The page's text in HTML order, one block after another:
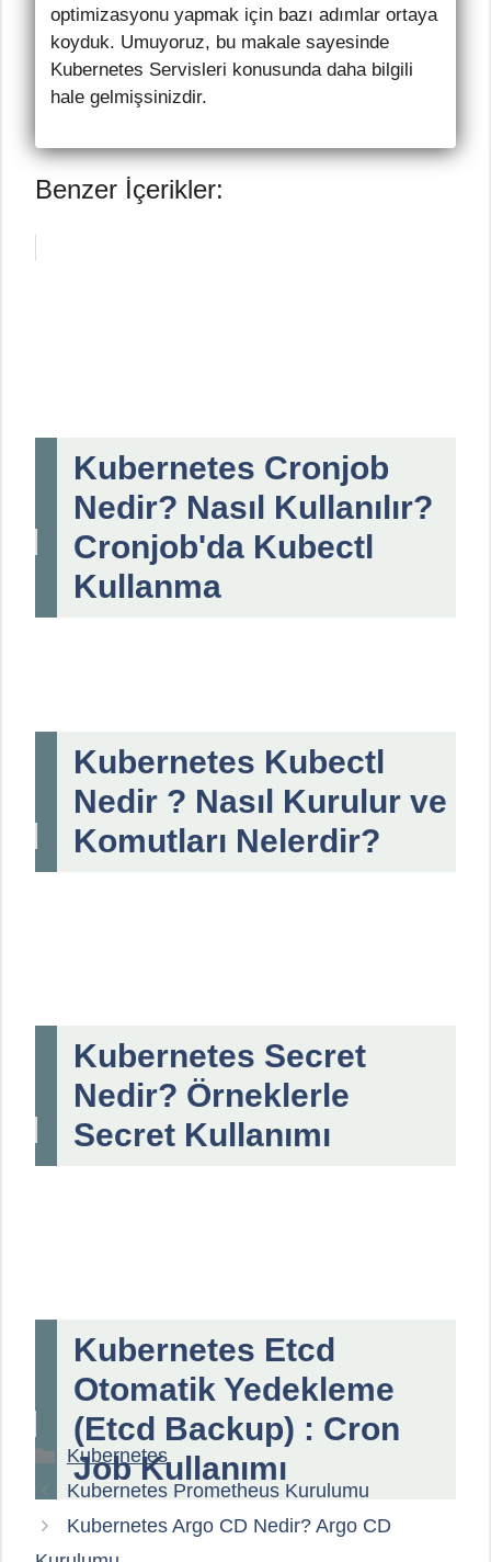
optimizasyonu yapmak için bazı adımlar ortaya
koyduk. Umuyoruz, bu makale sayesinde
Kubernetes Servisleri konusunda daha bilgili
hale gelmişsinizdir.
Benzer İçerikler:
Kubernetes Cronjob
Nedir? Nasıl Kullanılır?
Cronjob'da Kubectl
Kullanma
Kubernetes Kubectl
Nedir ? Nasıl Kurulur ve
Komutları Nelerdir?
Kubernetes Secret
Nedir? Örneklerle
Secret Kullanımı
Kubernetes Etcd
Otomatik Yedekleme
(Etcd Backup) : Cron
Job Kullanımı
Kategoriler
Kubernetes
Kubernetes Prometheus Kurulumu
Kubernetes Argo CD Nedir? Argo CD